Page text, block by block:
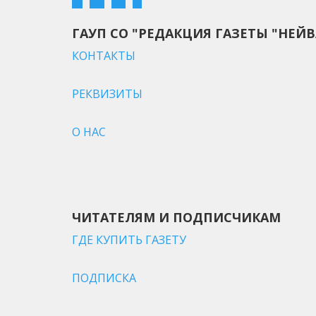
ГАУП СО "РЕДАКЦИЯ ГАЗЕТЫ
КОНТАКТЫ
РЕКВИЗИТЫ
О НАС
ЧИТАТЕЛЯМ И ПОДПИСЧИКАМ
ГДЕ КУПИТЬ ГАЗЕТУ
ПОДПИСКА